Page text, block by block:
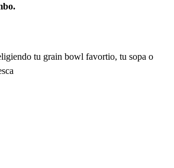
tu grain bowl favortio, tu sopa o